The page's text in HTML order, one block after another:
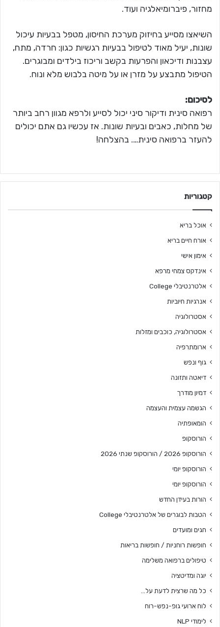
מחזור, פיברומיאלגיה ועוד.
השיאצו מסייע בחיזוק מערכת החיסון, מטפל בבעיות עיכול
שונות, יעיל מאוד לטיפול בבעיות רגשיות כגון: חרדה, מתח,
עצבנות ודיכאון והפרעות בקשב וריכוז בילדים ומבוגרים.
הטיפול מתבצע על מזרן או על מיטה בלבוש מלא ונוח.
לסיכום:
רפואה סינית ודיקור סיני יכול לסייע ולרפא מגוון רחב ביותר
של מחלות, כאבים ובעיות שונות. אז עכשיו גם אתם יכולים
להעזר ברפואה סינית…. בהצלחה!
קטגוריות
אוכל בריא
אורח חיים בריא
אימון אישי
אינדקס צמחי מרפא
אלטרנטיבלי College
אנרגיות חיוביות
אסטרולוגיה
אסטרולוגיה, כוכבים ומזלות
ארומתרפיה
גוף ונפש
דיאטה ותזונה
דמיון מודרך
הגשמה עצמית והעצמה
הומאופתיה
הורוסקופ
הורוסקופ 2026 / הורוסקופ שנתי 2026
הורוסקופ יומי
הורוסקופ יומי
הורות בעידן החדש
הטבות לבוגרים של אלטרנטיבלי College
חגים ומועדים
חופשות רוחניות / חופשות בריאות
טיפולים ברפואה משלימה
יוגה ומדיטציה
כל מה שרצית לדעת על…
לוח ארועי גופ-נפש-רוח
לימודי NLP